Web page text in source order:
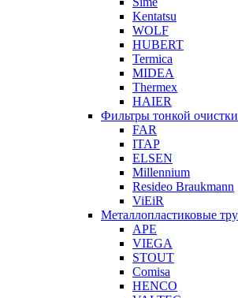
Kentatsu
WOLF
HUBERT
Termica
MIDEA
Thermex
HAIER
Фильтры тонкой очистки
FAR
ITAP
ELSEN
Millennium
Resideo Braukmann
ViEiR
Металлопластиковые
APE
VIEGA
STOUT
Comisa
HENCO